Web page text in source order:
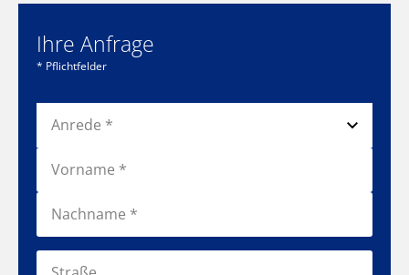
Ihre Anfrage
* Pflichtfelder